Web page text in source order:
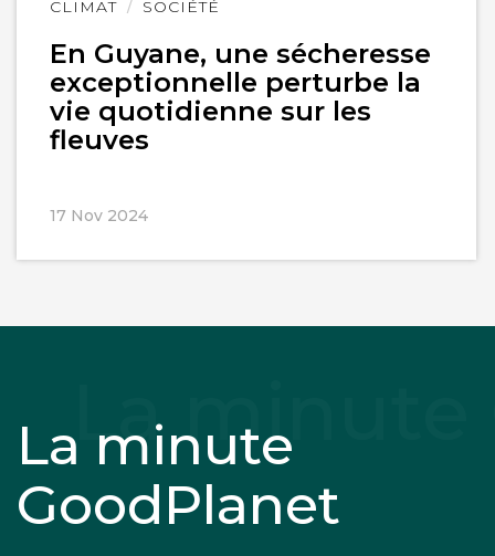
CLIMAT SOCIÉTÉ
En Guyane, une sécheresse
exceptionnelle perturbe la
vie quotidienne sur les
fleuves
17 Nov 2024
Lire
La minute
GoodPlanet